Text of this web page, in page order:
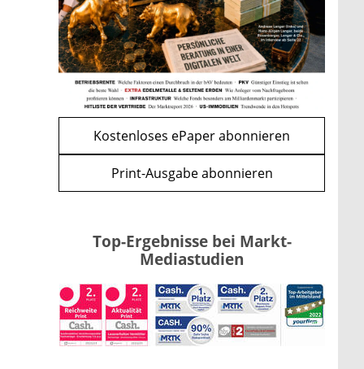
WEITERE ARTIKEL
zurückweiter
Kind möglich
mehr
Kostenloses ePaper abonnieren
Print-Ausgabe abonnieren
Top-Ergebnisse bei Markt-
Mediastudien